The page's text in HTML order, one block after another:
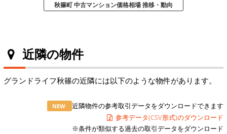
秋篠町 中古マンション価格相場 推移・動向
近隣の物件
グランドライフ秋篠の近隣には以下のような物件があります。
NEW
近隣物件の参考取引データをダウンロードできます
参考データ(CSV形式)のダウンロード
※条件が類似する過去の取引データをダウンロード